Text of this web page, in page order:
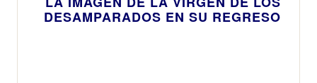
DESAMPARADOS EN SU REGRESO